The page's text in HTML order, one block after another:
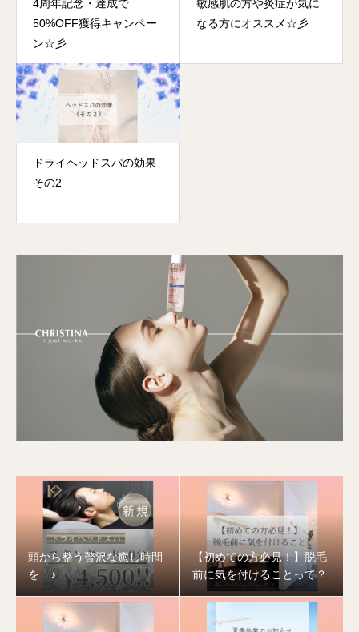
4周年記念・達成で
50%OFF獲得キャンペー
ン☆彡
敏感肌の方や炎症が気に
なる方にオススメ☆彡
ドライヘッドスパの効果
その2
頭から整う贅沢な癒し時間
を…♪
【初めての方必見！】脱毛
前に気を付けることって？